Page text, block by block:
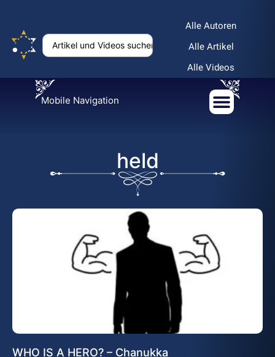
Alle Autoren
Alle Artikel
Alle Videos
Mobile Navigation
held
WHO IS A HERO? – Chanukka